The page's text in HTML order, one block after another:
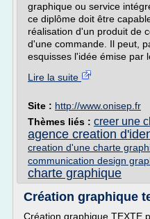
graphique ou service
ce diplôme doit être
réalisation d'un produit de
d'une commande. Il peut,
esquisses l'idée émise par
Lire la suite
Site : http://www.onisep.fr
Thèmes liés : creer une
agence creation
creation d'une charte
communication design
charte graphique
Création graphique
Création graphique TEXTE